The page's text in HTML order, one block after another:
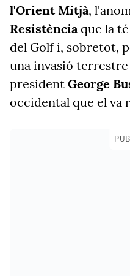
l'Orient Mitjà,
Resistènciaque la té
del Golf i, sobretot,
una invasió
president George
occidental que el va